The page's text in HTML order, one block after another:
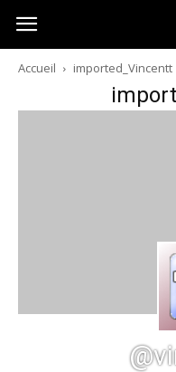
Australia-
australie.com
Accueil imported_Vincentt